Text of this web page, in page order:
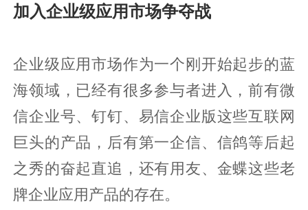
加入企业级应用市场争夺战
企业级应用市场作为一个刚开始起步的蓝
海领域，已经有很多参与者进入，前有微
信企业号、钉钉、易信企业版这些互联网
巨头的产品，后有第一企信、信鸽等后起
之秀的奋起直追，还有用友、金蝶这些老
牌企业应用产品的存在。